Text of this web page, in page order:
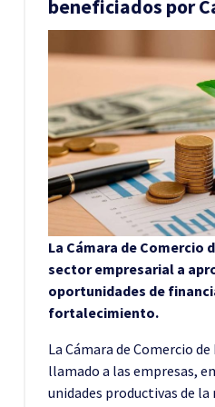
beneficiados por
La Cámara de Comercio
sector empresarial a
oportunidades de
fortalecimiento.
La Cámara de Comercio
llamado a las empresas,
unidades productivas de la